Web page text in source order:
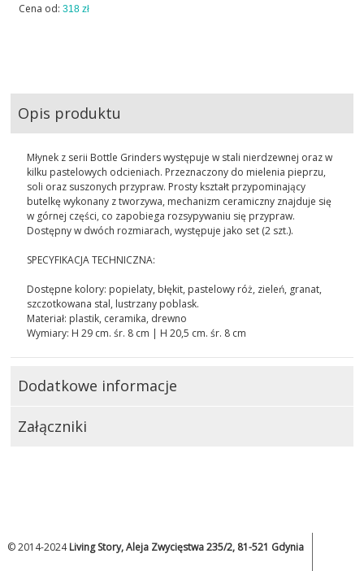
Cena od:318 zł
Opis produktu
Młynek z serii Bottle Grinders występuje w stali nierdzewnej oraz w
kilku pastelowych odcieniach. Przeznaczony do mielenia pieprzu,
soli oraz suszonych przypraw. Prosty kształt przypominający
butelkę wykonany z tworzywa, mechanizm ceramiczny znajduje się
w górnej części, co zapobiega rozsypywaniu się przypraw.
Dostępny w dwóch rozmiarach, występuje jako set (2 szt.).
SPECYFIKACJA TECHNICZNA:
Dostępne kolory: popielaty, błękit, pastelowy róż, zieleń, granat,
szczotkowana stal, lustrzany poblask.
Materiał: plastik, ceramika, drewno
Wymiary: H 29 cm. śr. 8 cm | H 20,5 cm. śr. 8 cm
Dodatkowe informacje
Załączniki
© 2014-2024Living Story, Aleja Zwycięstwa 235/2, 81-521 Gdynia